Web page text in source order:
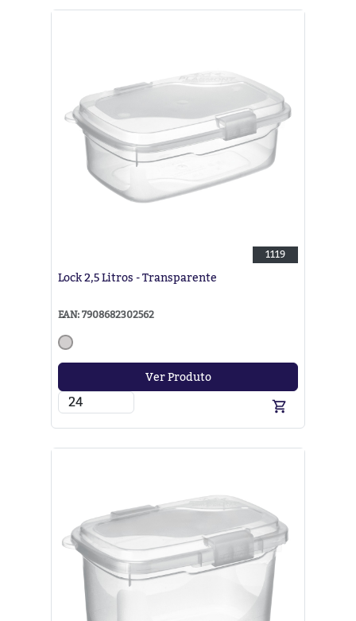
1119
Lock 2,5 Litros - Transparente
EAN: 7908682302562
Ver Produto